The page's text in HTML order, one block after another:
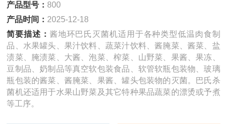
产品型号：800
产品时间： 2025-12-18
简要描述： 酱地环巴氏灭菌机适用于各种类型低温肉食制
品、水果罐头、果汁饮料、蔬菜汁饮料、酱腌菜、酱菜、盐
渍菜、腌渍菜、大酱、泡菜、榨菜、山野菜、果酱、果冻、
豆制品、奶制品等真空软包装食品、软管软瓶包装物、玻璃
瓶包装的酱菜、酱腌菜、果酱、罐头包装物的灭菌。巴氏杀
菌机还适用于水果山野菜及其它特种果品蔬菜的漂烫或予煮
等工序。